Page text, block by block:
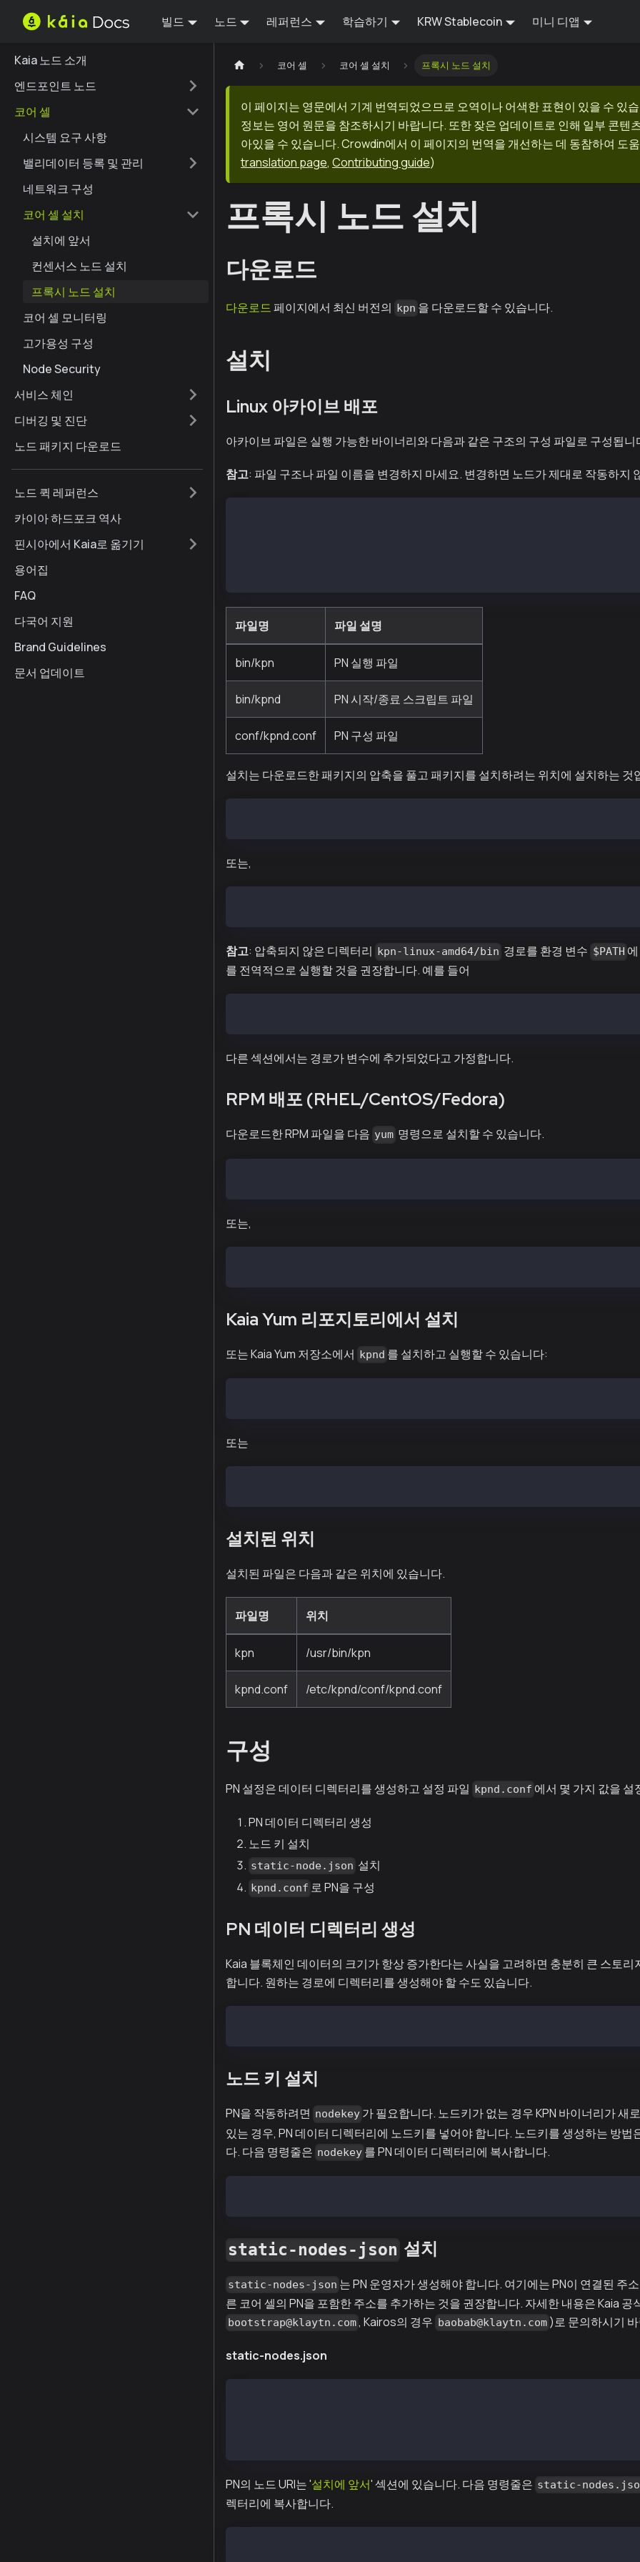
빌드 노드 레퍼런스 학습하기 KRW Stablecoin 미니 디앱
Kaia 노드 소개
엔드포인트 노드
코어 셀
시스템 요구 사항
밸리데이터 등록 및 관리
네트워크 구성
코어 셀 설치
설치에 앞서
컨센서스 노드 설치
프록시 노드 설치
코어 셀 모니터링
고가용성 구성
Node Security
서비스 체인
디버깅 및 진단
노드 패키지 다운로드
노드 퀵 레퍼런스
카이아 하드포크 역사
핀시아에서 Kaia로 옮기기
용어집
FAQ
다국어 지원
Brand Guidelines
문서 업데이트
코어 셀 코어 셀 설치 프록시 노드 설치
이 페이지는 영문에서 기계 번역되었으므로 오역이나 어색한 표현이 있을 수 있
정보는 영어 원문을 참조하시기 바랍니다. 또한 잦은 업데이트로 인해 일부 콘텐
아있을 수 있습니다. Crowdin에서 이 페이지의 번역을 개선하는 데 동참하여 도
translation page, Contributing guide)
프록시 노드 설치
다운로드
다운로드페이지에서 최신 버전의 kpn 을 다운로드할 수 있습니다.
설치
Linux 아카이브 배포
아카이브 파일은 실행 가능한 바이너리와 다음과 같은 구조의 구성 파일로 구성됩니
참고: 파일 구조나 파일 이름을 변경하지 마세요. 변경하면 노드가 제대로 작동하지
파일명 파일 설명
bin/kpn PN 실행 파일
bin/kpnd PN 시작/종료 스크립트 파일
conf/kpnd.conf PN 구성 파일
설치는 다운로드한 패키지의 압축을 풀고 패키지를 설치하려는 위치에 설치하는 것
또는,
참고: 압축되지 않은 디렉터리 kpn-linux-amd64/bin 경로를 환경 변수 $PATH
를 전역적으로 실행할 것을 권장합니다. 예를 들어
다른 섹션에서는 경로가 변수에 추가되었다고 가정합니다.
RPM 배포 (RHEL/CentOS/Fedora)
다운로드한 RPM 파일을 다음 yum 명령으로 설치할 수 있습니다.
또는,
Kaia Yum 리포지토리에서 설치
또는 Kaia Yum 저장소에서 kpnd 를 설치하고 실행할 수 있습니다:
또는
설치된 위치
설치된 파일은 다음과 같은 위치에 있습니다.
파일명 위치
kpn /usr/bin/kpn
kpnd.conf /etc/kpnd/conf/kpnd.conf
구성
PN 설정은 데이터 디렉터리를 생성하고 설정 파일 kpnd.conf 에서 몇 가지 값을 설
PN 데이터 디렉터리 생성
노드 키 설치
static-node.json 설치
kpnd.conf 로 PN을 구성
PN 데이터 디렉터리 생성
Kaia 블록체인 데이터의 크기가 항상 증가한다는 사실을 고려하면 충분히 큰 스토
합니다. 원하는 경로에 디렉터리를 생성해야 할 수도 있습니다.
노드 키 설치
PN을 작동하려면 nodekey 가 필요합니다. 노드키가 없는 경우 KPN 바이너리가 새
있는 경우, PN 데이터 디렉터리에 노드키를 넣어야 합니다. 노드키를 생성하는 방법
다. 다음 명령줄은 nodekey 를 PN 데이터 디렉터리에 복사합니다.
static-nodes-json 설치
static-nodes-json 는 PN 운영자가 생성해야 합니다. 여기에는 PN이 연결된 주
른 코어 셀의 PN을 포함한 주소를 추가하는 것을 권장합니다. 자세한 내용은 Kaia
bootstrap@klaytn.com, Kairos의 경우 baobab@klaytn.com )로 문의하시기
static-nodes.json
PN의 노드 URI는 '설치에 앞서' 섹션에 있습니다. 다음 명령줄은 static-
렉터리에 복사합니다.